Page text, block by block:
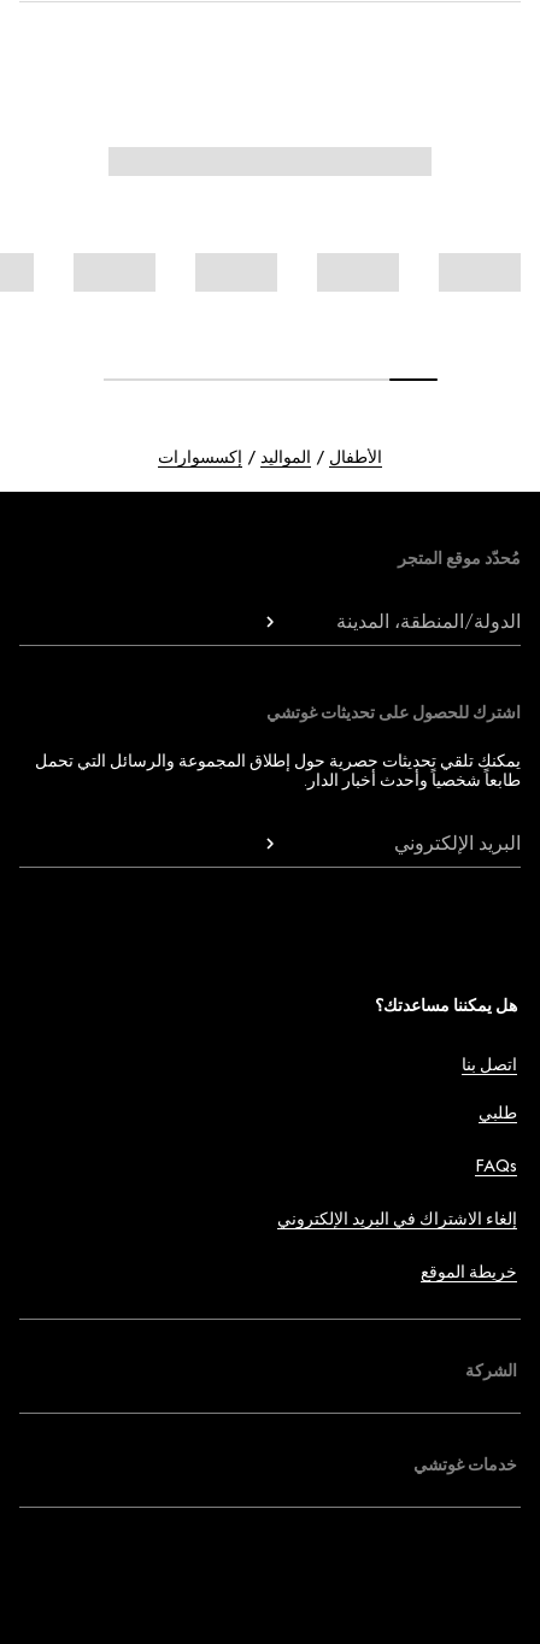
الأطفال المواليد إكسسوارات
مُحدّد موقع المتجر
الدولة/المنطقة، المدينة
اشترك للحصول على تحديثات غوتشي
يمكنك تلقي تحديثات حصرية حول إطلاق المجموعة والرسائل التي تحمل
طابعاً شخصياً وأحدث أخبار الدار.
البريد الإلكتروني
هل يمكننا مساعدتك؟
اتصل بنا
طلبي
FAQs
إلغاء الاشتراك في البريد الإلكتروني
خريطة الموقع
الشركة
خدمات غوتشي